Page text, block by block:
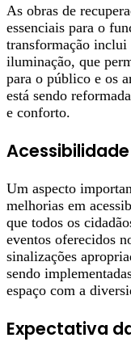
As obras de
essenciais para o
transformação inclui
iluminação, que
para o público e os
está sendo
e conforto.
Um aspecto
melhorias em
que todos os
eventos oferecidos
sinalizações
sendo
espaço com a
Expectativa